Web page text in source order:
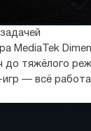
MediaTek
до тяжёлого
— всё